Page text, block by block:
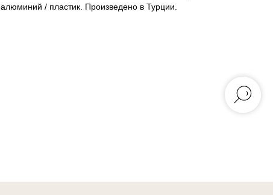
алюминий / пластик. Произведено в Турции.